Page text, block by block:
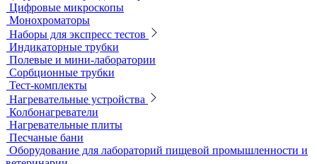
Микроскопы
Инвертируемые микроскопы
Комплектующие к микроскопам
Лабораторные микроскопы
Люминесцентные микроскопы
Металлографические микроскопы
Объективы для микроскопов
Окуляры для микроскопов
Поляризационные микроскопы
Стереоскопические микроскопы
Учебные микроскопы
Цифровые камеры для микроскопов